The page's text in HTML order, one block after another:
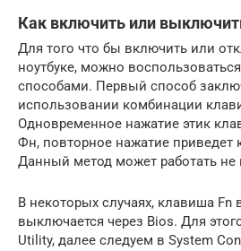
Как включить или
Для того что бы включить или
ноутбуке, можно
способами. Первый способ
использовании комбинации
Одновременное нажатие этик
Фн, повторное нажатие приведет
Данный метод может работать не
В некоторых случаях, клавиша Fn
выключается через Bios. Для
Utility, далее следуем в System